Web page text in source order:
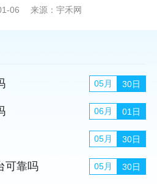
06 来源：宇禾网
05月 30日
06月 01日
05月 30日
可靠吗 05月 30日